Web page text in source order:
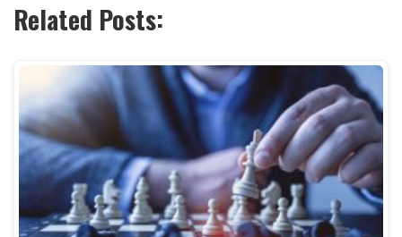
Related Posts: